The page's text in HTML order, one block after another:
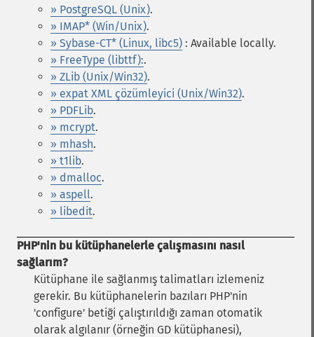
» PostgreSQL (Unix).
» IMAP* (Win/Unix).
» Sybase-CT* (Linux, libc5) : Available locally.
» FreeType (libttf):.
» ZLib (Unix/Win32).
» expat XML çözümleyici (Unix/Win32).
» PDFLib.
» mcrypt.
» mhash.
» t1lib.
» dmalloc.
» aspell.
» libedit.
PHP'nin bu kütüphanelerle çalışmasını nasıl
sağlarım?
Kütüphane ile sağlanmış talimatları izlemeniz
gerekir. Bu kütüphanelerin bazıları PHP'nin
'configure' betiği çalıştırıldığı zaman otomatik
olarak algılanır (örneğin GD kütüphanesi),